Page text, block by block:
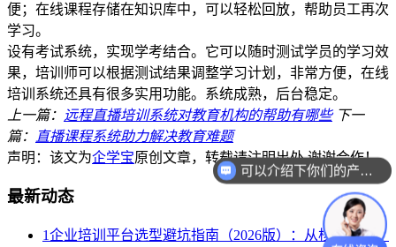
便；在线课程存储在知识库中，可以轻松回放，帮助员工再次
学习。
设有考试系统，实现学考结合。它可以随时测试学员的学习效
果，培训师可以根据测试结果调整学习计划，非常方便，在线
培训系统还具有很多实用功能。系统成熟，后台稳定。
上一篇： 远程直播培训系统对教育机构的帮助有哪些 下一
篇：
直播课程系统助力解决教育难题
声明：该文为企学宝原创文章，转载请注明出处,谢谢合作！
最新动态
1企业培训平台选型避坑指南（2026版）：从核心参数、
可以介绍下你们的产品么？